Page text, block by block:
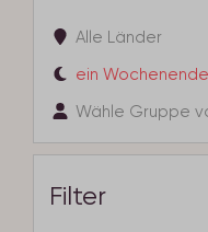
Alle Länder
ein Wochenende
Wähle Gruppe
Filter